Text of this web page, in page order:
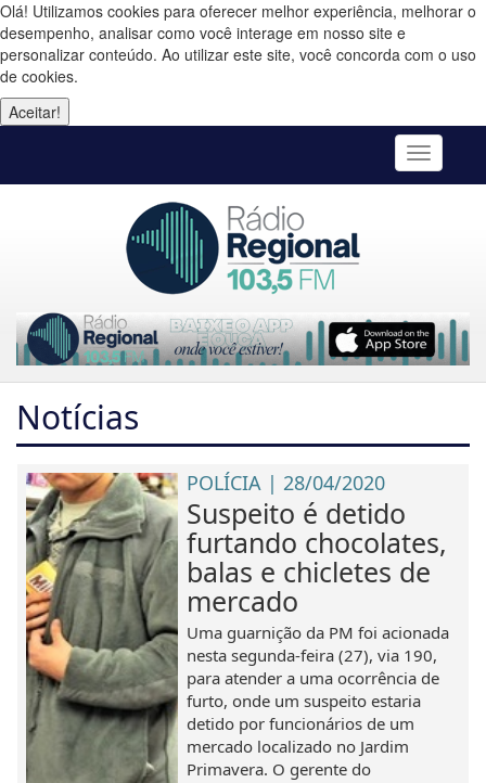
Olá! Utilizamos cookies para oferecer melhor experiência, melhorar o
desempenho, analisar como você interage em nosso site e
personalizar conteúdo. Ao utilizar este site, você concorda com o uso
de cookies.
Aceitar!
Toggle
Notícias
POLÍCIA | 28/04/2020
Suspeito é detido
furtando chocolates,
balas e chicletes de
mercado
Uma guarnição da PM foi acionada
nesta segunda-feira (27), via 190,
para atender a uma ocorrência de
furto, onde um suspeito estaria
detido por funcionários de um
mercado localizado no Jardim
Primavera. O gerente do